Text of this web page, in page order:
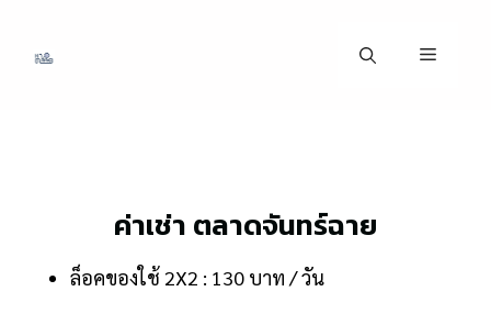
ค่าเช่า ตลาดจันทร์ฉาย
ล็อคของใช้ 2X2 : 130 บาท / วัน